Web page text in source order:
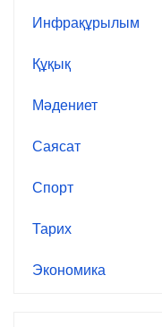
Инфрақұрылым
Құқық
Мәдениет
Саясат
Спорт
Тарих
Экономика